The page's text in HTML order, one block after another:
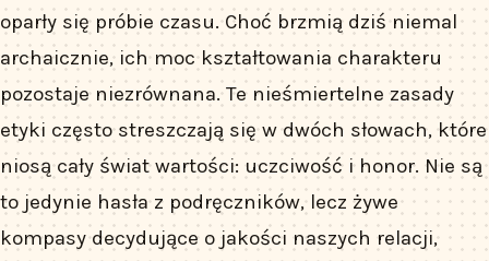
oparły się próbie czasu. Choć brzmią dziś niemal
archaicznie, ich moc kształtowania charakteru
pozostaje niezrównana. Te nieśmiertelne zasady
etyki często streszczają się w dwóch słowach, które
niosą cały świat wartości: uczciwość i honor. Nie są
to jedynie hasła z podręczników, lecz żywe
kompasy decydujące o jakości naszych relacji,